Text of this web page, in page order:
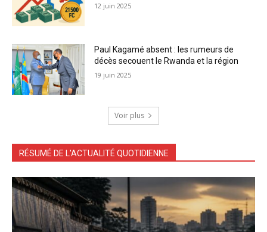
12 juin 2025
Paul Kagamé absent : les rumeurs de
décès secouent le Rwanda et la région
19 juin 2025
Voir plus
RÉSUMÉ DE L'ACTUALITÉ QUOTIDIENNE